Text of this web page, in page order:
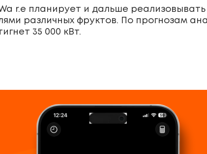
r.e планирует и дальше реализовывать
различных фруктов. По прогнозам
35 000 кВт.